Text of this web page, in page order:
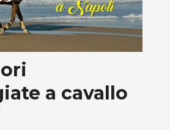
a cavallo